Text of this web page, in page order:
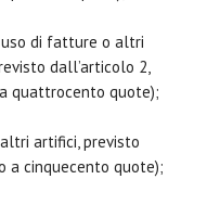
di fatture o altri
dall’articolo 2,
quattrocento quote);
artifici, previsto
a cinquecento quote);